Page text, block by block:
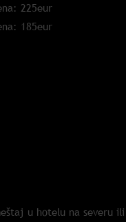
225eur
185eur
u hotelu na severu